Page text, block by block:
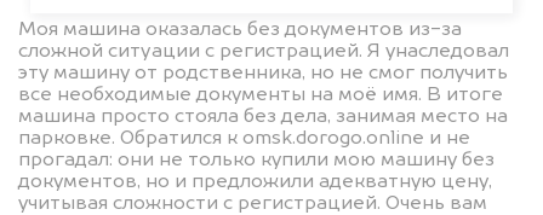
Моя машина оказалась без документов из-за
сложной ситуации с регистрацией. Я унаследовал
эту машину от родственника, но не смог получить
все необходимые документы на моё имя. В итоге
машина просто стояла без дела, занимая место на
парковке. Обратился к omsk.dorogo.online и не
прогадал: они не только купили мою машину без
документов, но и предложили адекватную цену,
учитывая сложности с регистрацией. Очень вам